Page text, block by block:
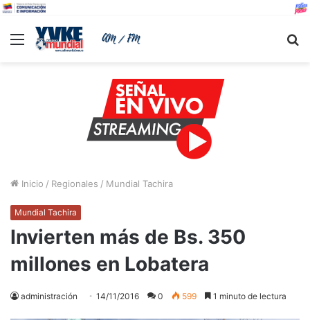
Menu
Inicio / Regionales / Mundial Tachira
Mundial Tachira
Invierten más de Bs. 350
millones en Lobatera
administración 14/11/2016 0 599 1 minuto de lectura